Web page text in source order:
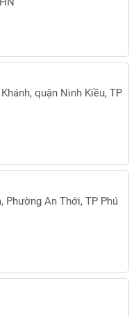
quận Ninh Kiều, TP
Phường An Thới, TP Phú